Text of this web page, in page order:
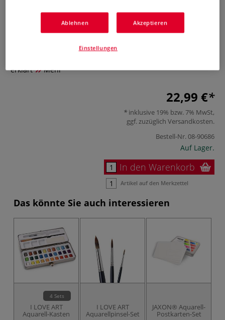
Aquarell trifft Blütenpoesie
erklärt
Mehr
22,99 €
inklusive 19% bzw. 7% MwSt,
ggf. zuzüglich Versandkosten.
Bestell-Nr.08-90686
Auf Lager.
In den Warenkorb
Artikel auf den Merkzettel
Das könnte Sie auch interessieren
4 Sets
I LOVE ART
Aquarell-Kasten
I LOVE ART
Aquarellpinsel-Set
JAXON® Aquarell-
Postkarten-Set
Ablehnen Akzeptieren
Einstellungen